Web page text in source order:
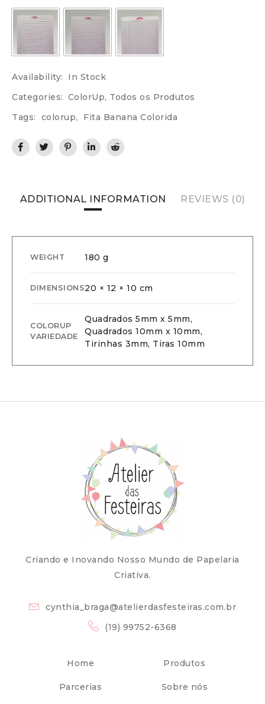
Availability:
In Stock
Categories: ColorUp, Todos os Produtos
Tags:
colorup, Fita Banana Colorida
ADDITIONAL INFORMATION REVIEWS (0)
WEIGHT 180 g
DIMENSIONS20 × 12 × 10 cm
COLORUP
VARIEDADE
Quadrados 5mm x 5mm,
Quadrados 10mm x 10mm,
Tirinhas 3mm, Tiras 10mm
Criando e Inovando Nosso Mundo de Papelaria
Criativa.
cynthia_braga@atelierdasfesteiras.com.br
(19) 99752-6368
Home Produtos
Parcerias Sobre nós